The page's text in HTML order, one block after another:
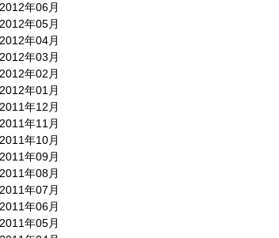
2012年06月
2012年05月
2012年04月
2012年03月
2012年02月
2012年01月
2011年12月
2011年11月
2011年10月
2011年09月
2011年08月
2011年07月
2011年06月
2011年05月